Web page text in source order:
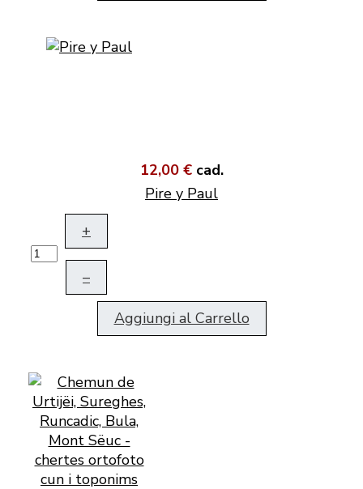
12,00 € cad.
Pire y Paul
+
–
Aggiungi al Carrello